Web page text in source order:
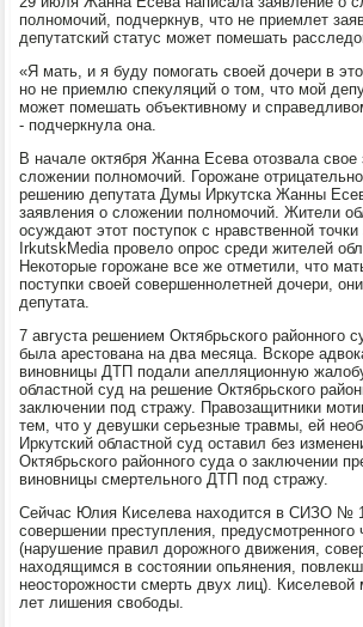
полномочий, подчеркнув, что не приемлет
депутатский статус может помешать
«Я мать, и я буду помогать своей дочери в
но не приемлю спекуляций о том, что мой
может помешать объективному и
- подчеркнула она.
В начале октября Жанна Есева отозвала свое
сложении полномочий. Горожане
решению депутата Думы Иркутска Жанны
заявления о сложении полномочий. Жители
осуждают этот поступок с нравственной
IrkutskMedia провело опрос среди жителей
Некоторые горожане все же отметили, что
поступки своей совершеннолетней дочери,
депутата.
7 августа решением Октябрьского районного
была арестована на два месяца. Вскоре
виновницы ДТП подали апелляционную
областной суд на решение Октябрьского
заключении под стражу. Правозащитники
тем, что у девушки серьезные травмы, ей
Иркутский областной суд оставил без
Октябрьского районного суда о заключении
виновницы смертельного ДТП под стражу.
Сейчас Юлия Киселева находится в СИЗО №
совершении преступления,
(нарушение правил дорожного движения,
находящимся в состоянии опьянения,
неосторожности смерть двух лиц). Киселевой
лет лишения свободы.